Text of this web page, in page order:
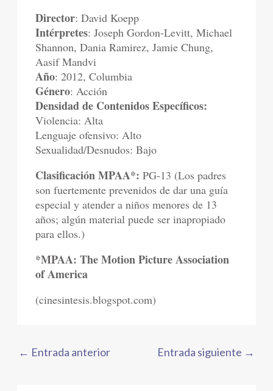
Director: David Koepp
Intérpretes: Joseph Gordon-Levitt, Michael
Shannon, Dania Ramirez, Jamie Chung,
Aasif Mandvi
Año: 2012, Columbia
Género: Acción
Densidad de Contenidos Específicos:
Violencia: Alta
Lenguaje ofensivo: Alto
Sexualidad/Desnudos: Bajo
Clasificación MPAA*: PG-13 (Los padres
son fuertemente prevenidos de dar una guía
especial y atender a niños menores de 13
años; algún material puede ser inapropiado
para ellos.)
*MPAA: The Motion Picture Association
of America
(cinesintesis.blogspot.com)
← Entrada anterior Entrada siguiente →